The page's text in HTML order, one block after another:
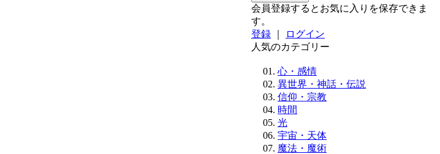
会員登録するとお気に入りを保存できま
す。
登録
ログイン
人気のカテゴリー
心・感情
異世界・神話・伝説
信仰・宗教
時間
光
宇宙・天体
魔法・魔術